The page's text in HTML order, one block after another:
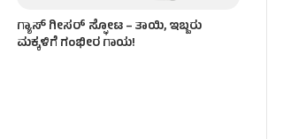
ಗ್ಯಾಸ್ ಗೀಸರ್​​ ಸ್ಫೋಟ – ತಾಯಿ, ಇಬ್ಬರು
ಮಕ್ಕಳಿಗೆ ಗಂಭೀರ ಗಾಯ!